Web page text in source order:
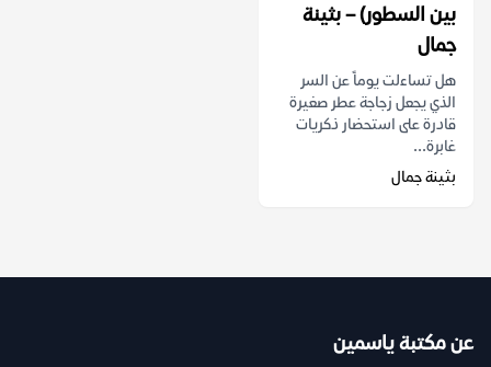
بين السطور) – بثينة
جمال
هل تساءلت يوماً عن السر
الذي يجعل زجاجة عطر صغيرة
قادرة على استحضار ذكريات
غابرة...
بثينة جمال
عن مكتبة ياسمين